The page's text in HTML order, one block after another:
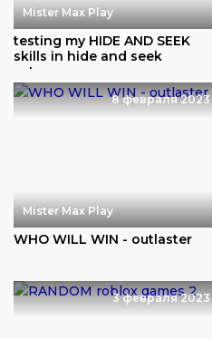
Mister Max Play
testing my HIDE AND SEEK
skills in hide and seek
extreme
8 февраля 2023
Mister Max Play
WHO WILL WIN - outlaster
3 февраля 2023